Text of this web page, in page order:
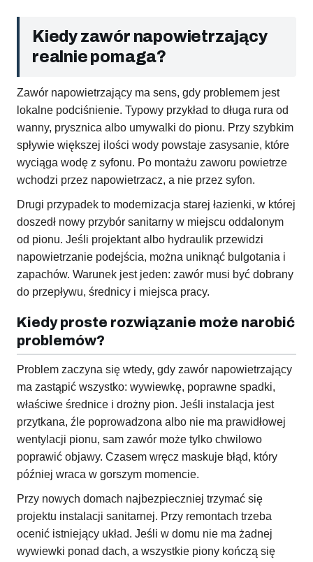
Kiedy zawór napowietrzający
realnie pomaga?
Zawór napowietrzający ma sens, gdy problemem jest
lokalne podciśnienie. Typowy przykład to długa rura od
wanny, prysznica albo umywalki do pionu. Przy szybkim
spływie większej ilości wody powstaje zasysanie, które
wyciąga wodę z syfonu. Po montażu zaworu powietrze
wchodzi przez napowietrzacz, a nie przez syfon.
Drugi przypadek to modernizacja starej łazienki, w której
doszedł nowy przybór sanitarny w miejscu oddalonym
od pionu. Jeśli projektant albo hydraulik przewidzi
napowietrzanie podejścia, można uniknąć bulgotania i
zapachów. Warunek jest jeden: zawór musi być dobrany
do przepływu, średnicy i miejsca pracy.
Kiedy proste rozwiązanie może narobić
problemów?
Problem zaczyna się wtedy, gdy zawór napowietrzający
ma zastąpić wszystko: wywiewkę, poprawne spadki,
właściwe średnice i drożny pion. Jeśli instalacja jest
przytkana, źle poprowadzona albo nie ma prawidłowej
wentylacji pionu, sam zawór może tylko chwilowo
poprawić objawy. Czasem wręcz maskuje błąd, który
później wraca w gorszym momencie.
Przy nowych domach najbezpieczniej trzymać się
projektu instalacji sanitarnej. Przy remontach trzeba
ocenić istniejący układ. Jeśli w domu nie ma żadnej
wywiewki ponad dach, a wszystkie piony kończą się